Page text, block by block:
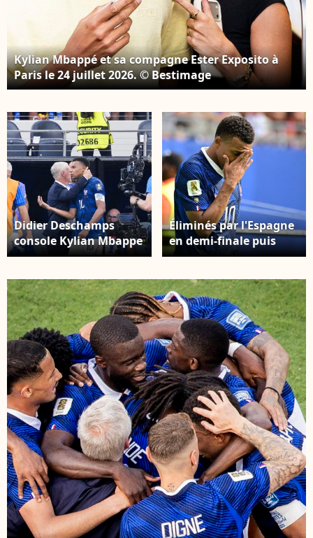
Kylian Mbappé et sa compagne Ester Exposito à
Paris le 24 juillet 2026. © Bestimage
Didier Deschamps
console Kylian Mbappe
après la défaite de la
l'Espagne, en Coupe du
monde, le 14 juillet
2026. © Bestimage
Éliminés par l'Espagne
en demi-finale puis
battus par l'Angleterre,
une amère désillusion.
Kylian Mbappé durant
le match France-
Angleterre de la Coupe
du monde 2026, le 18
juillet 2026. © SPP/
Psnewz / Bestimage